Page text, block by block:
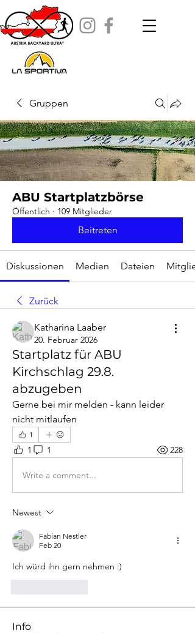
Gruppen
ABU Startplatzbörse
Öffentlich · 109 Mitglieder
Beitreten
Diskussionen Medien Dateien
Zurück
Katharina Laaber
20. Februar 2026
Startplatz für ABU
Kirchschlag 29.8.
abzugeben
Gerne bei mir melden - kann leider
nicht mitlaufen
1
1 1 228
Write a comment...
Newest
Fabian Nestler
Feb 20
Ich würd ihn gern nehmen :)
Info